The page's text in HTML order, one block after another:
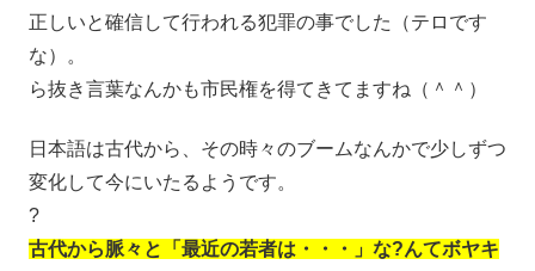
正しいと確信して行われる犯罪の事でした（テロです
な）。
ら抜き言葉なんかも市民権を得てきてますね（＾＾）
日本語は古代から、その時々のブームなんかで少しずつ
変化して今にいたるようです。
?
古代から脈々と「最近の若者は・・・」な?んてボヤキ